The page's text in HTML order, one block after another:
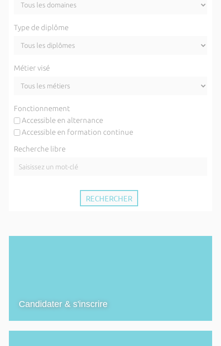
Type de diplôme
Métier visé
Fonctionnement
Accessible en alternance
Accessible en formation continue
Recherche libre
Candidater & s'inscrire